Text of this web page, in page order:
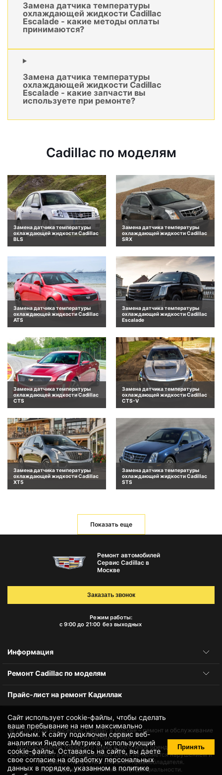
Замена датчика температуры
охлаждающей жидкости Cadillac
Escalade - какие методы оплаты
принимаются?
Замена датчика температуры
охлаждающей жидкости Cadillac
Escalade - какие запчасти вы
используете при ремонте?
Cadillac по моделям
Замена датчика температуры
охлаждающей жидкости Cadillac
BLS
Замена датчика температуры
охлаждающей жидкости Cadillac
SRX
Замена датчика температуры
охлаждающей жидкости Cadillac
ATS
Замена датчика температуры
охлаждающей жидкости Cadillac
Escalade
Замена датчика температуры
охлаждающей жидкости Cadillac
CTS
Замена датчика температуры
охлаждающей жидкости Cadillac
CTS-V
Замена датчика температуры
охлаждающей жидкости Cadillac
XT5
Замена датчика температуры
охлаждающей жидкости Cadillac
STS
Показать еще
Сайт использует cookie-файлы, чтобы сделать
ваше пребывание на нем максимально
удобным. К cайту подключен сервис веб-
аналитики Яндекс.Метрика, использующий
cookie-файлы. Оставаясь на сайте, вы даете
своесогласие на обработку персональных
данных в порядке, указанном в политике
Принять
Ремонт автомобилей
Сервис Cadillac в
Москве
Режим работы:
с 9:00 до 21:00 без выходных
Заказать звонок
Информация
Ремонт Cadillac по моделям
Прайс-лист на ремонт Кадиллак
© 2010-2026Автосервис Cadillac в Москве – ремонт и обслуживание
автомобилей
Использование товарного знака и логотипов бренда происходит
исключительно в информационных целях не является нарушением и
не требует получения согласия правообладателя.
Защита данных и политика конфиденциальности.